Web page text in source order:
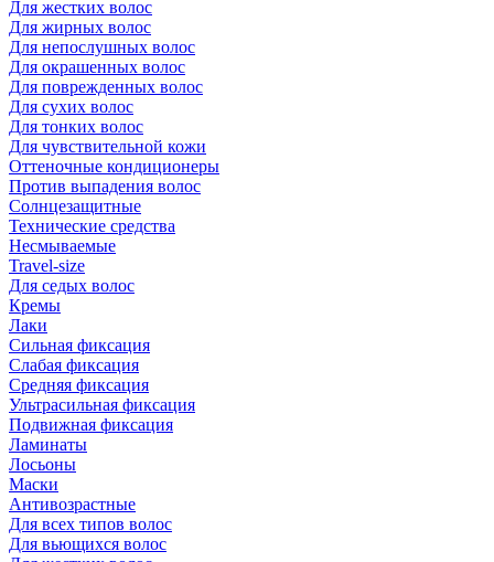
Для жестких волос
Для жирных волос
Для непослушных волос
Для окрашенных волос
Для поврежденных волос
Для сухих волос
Для тонких волос
Для чувствительной кожи
Оттеночные кондиционеры
Против выпадения волос
Солнцезащитные
Технические средства
Несмываемые
Travel-size
Для седых волос
Кремы
Лаки
Сильная фиксация
Слабая фиксация
Средняя фиксация
Ультрасильная фиксация
Подвижная фиксация
Ламинаты
Лосьоны
Маски
Антивозрастные
Для всех типов волос
Для вьющихся волос